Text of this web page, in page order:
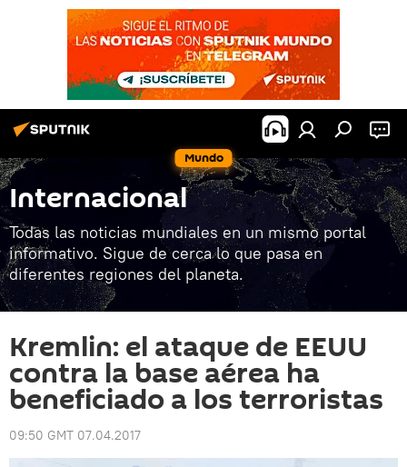
Mundo
Internacional
Todas las noticias mundiales en un mismo portal
informativo. Sigue de cerca lo que pasa en
diferentes regiones del planeta.
Kremlin: el ataque de EEUU
contra la base aérea ha
beneficiado a los terroristas
09:50 GMT 07.04.2017